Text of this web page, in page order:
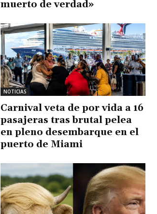
muerto de verdad»
NOTICIAS
Carnival veta de por vida a 16
pasajeras tras brutal pelea
en pleno desembarque en el
puerto de Miami